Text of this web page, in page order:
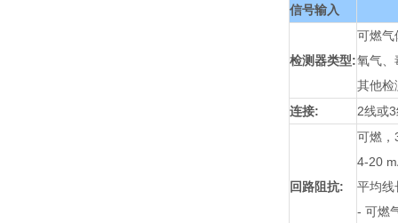
信号输入
检测器类型:
可燃气
氧气、
其他检
连接:
2线或
回路阻抗:
可燃
4-20
平均线
- 可燃